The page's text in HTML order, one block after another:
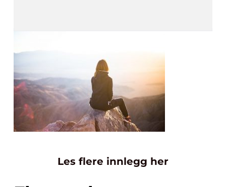
Les flere innlegg her